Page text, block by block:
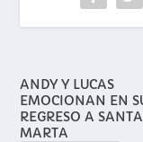
ANDY Y LUCAS
EMOCIONAN EN
REGRESO A SANTA
MARTA